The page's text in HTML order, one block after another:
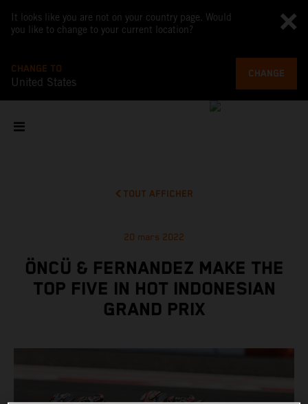
It looks like you are not on your country page. Would
you like to change to your current location?
CHANGE TO
United States
CHANGE
TOUT AFFICHER
20 mars 2022
ÖNCÜ & FERNANDEZ MAKE THE
TOP FIVE IN HOT INDONESIAN
GRAND PRIX